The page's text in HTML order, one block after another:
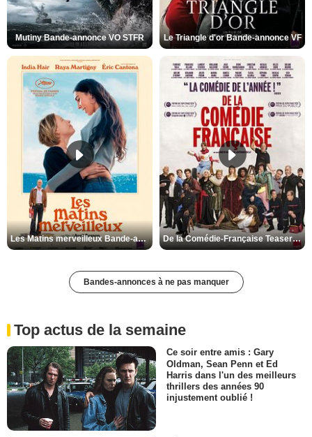
Mutiny Bande-annonce VO STFR Le Triangle d'or Bande-annonce VF
Les Matins merveilleux Bande-annonce VF De la Comédie-Française Teaser VF
Bandes-annonces à ne pas manquer
Top actus de la semaine
Ce soir entre amis : Gary
Oldman, Sean Penn et Ed
Harris dans l'un des meilleurs
thrillers des années 90
injustement oublié !